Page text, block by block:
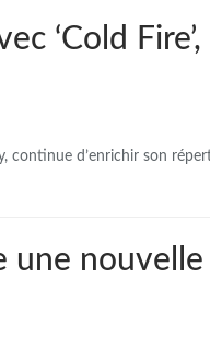
‘Cold
continue d’enrichir son